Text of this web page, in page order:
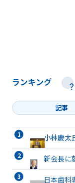
ランキング
記事
小林慶太
新会長に
日本歯科